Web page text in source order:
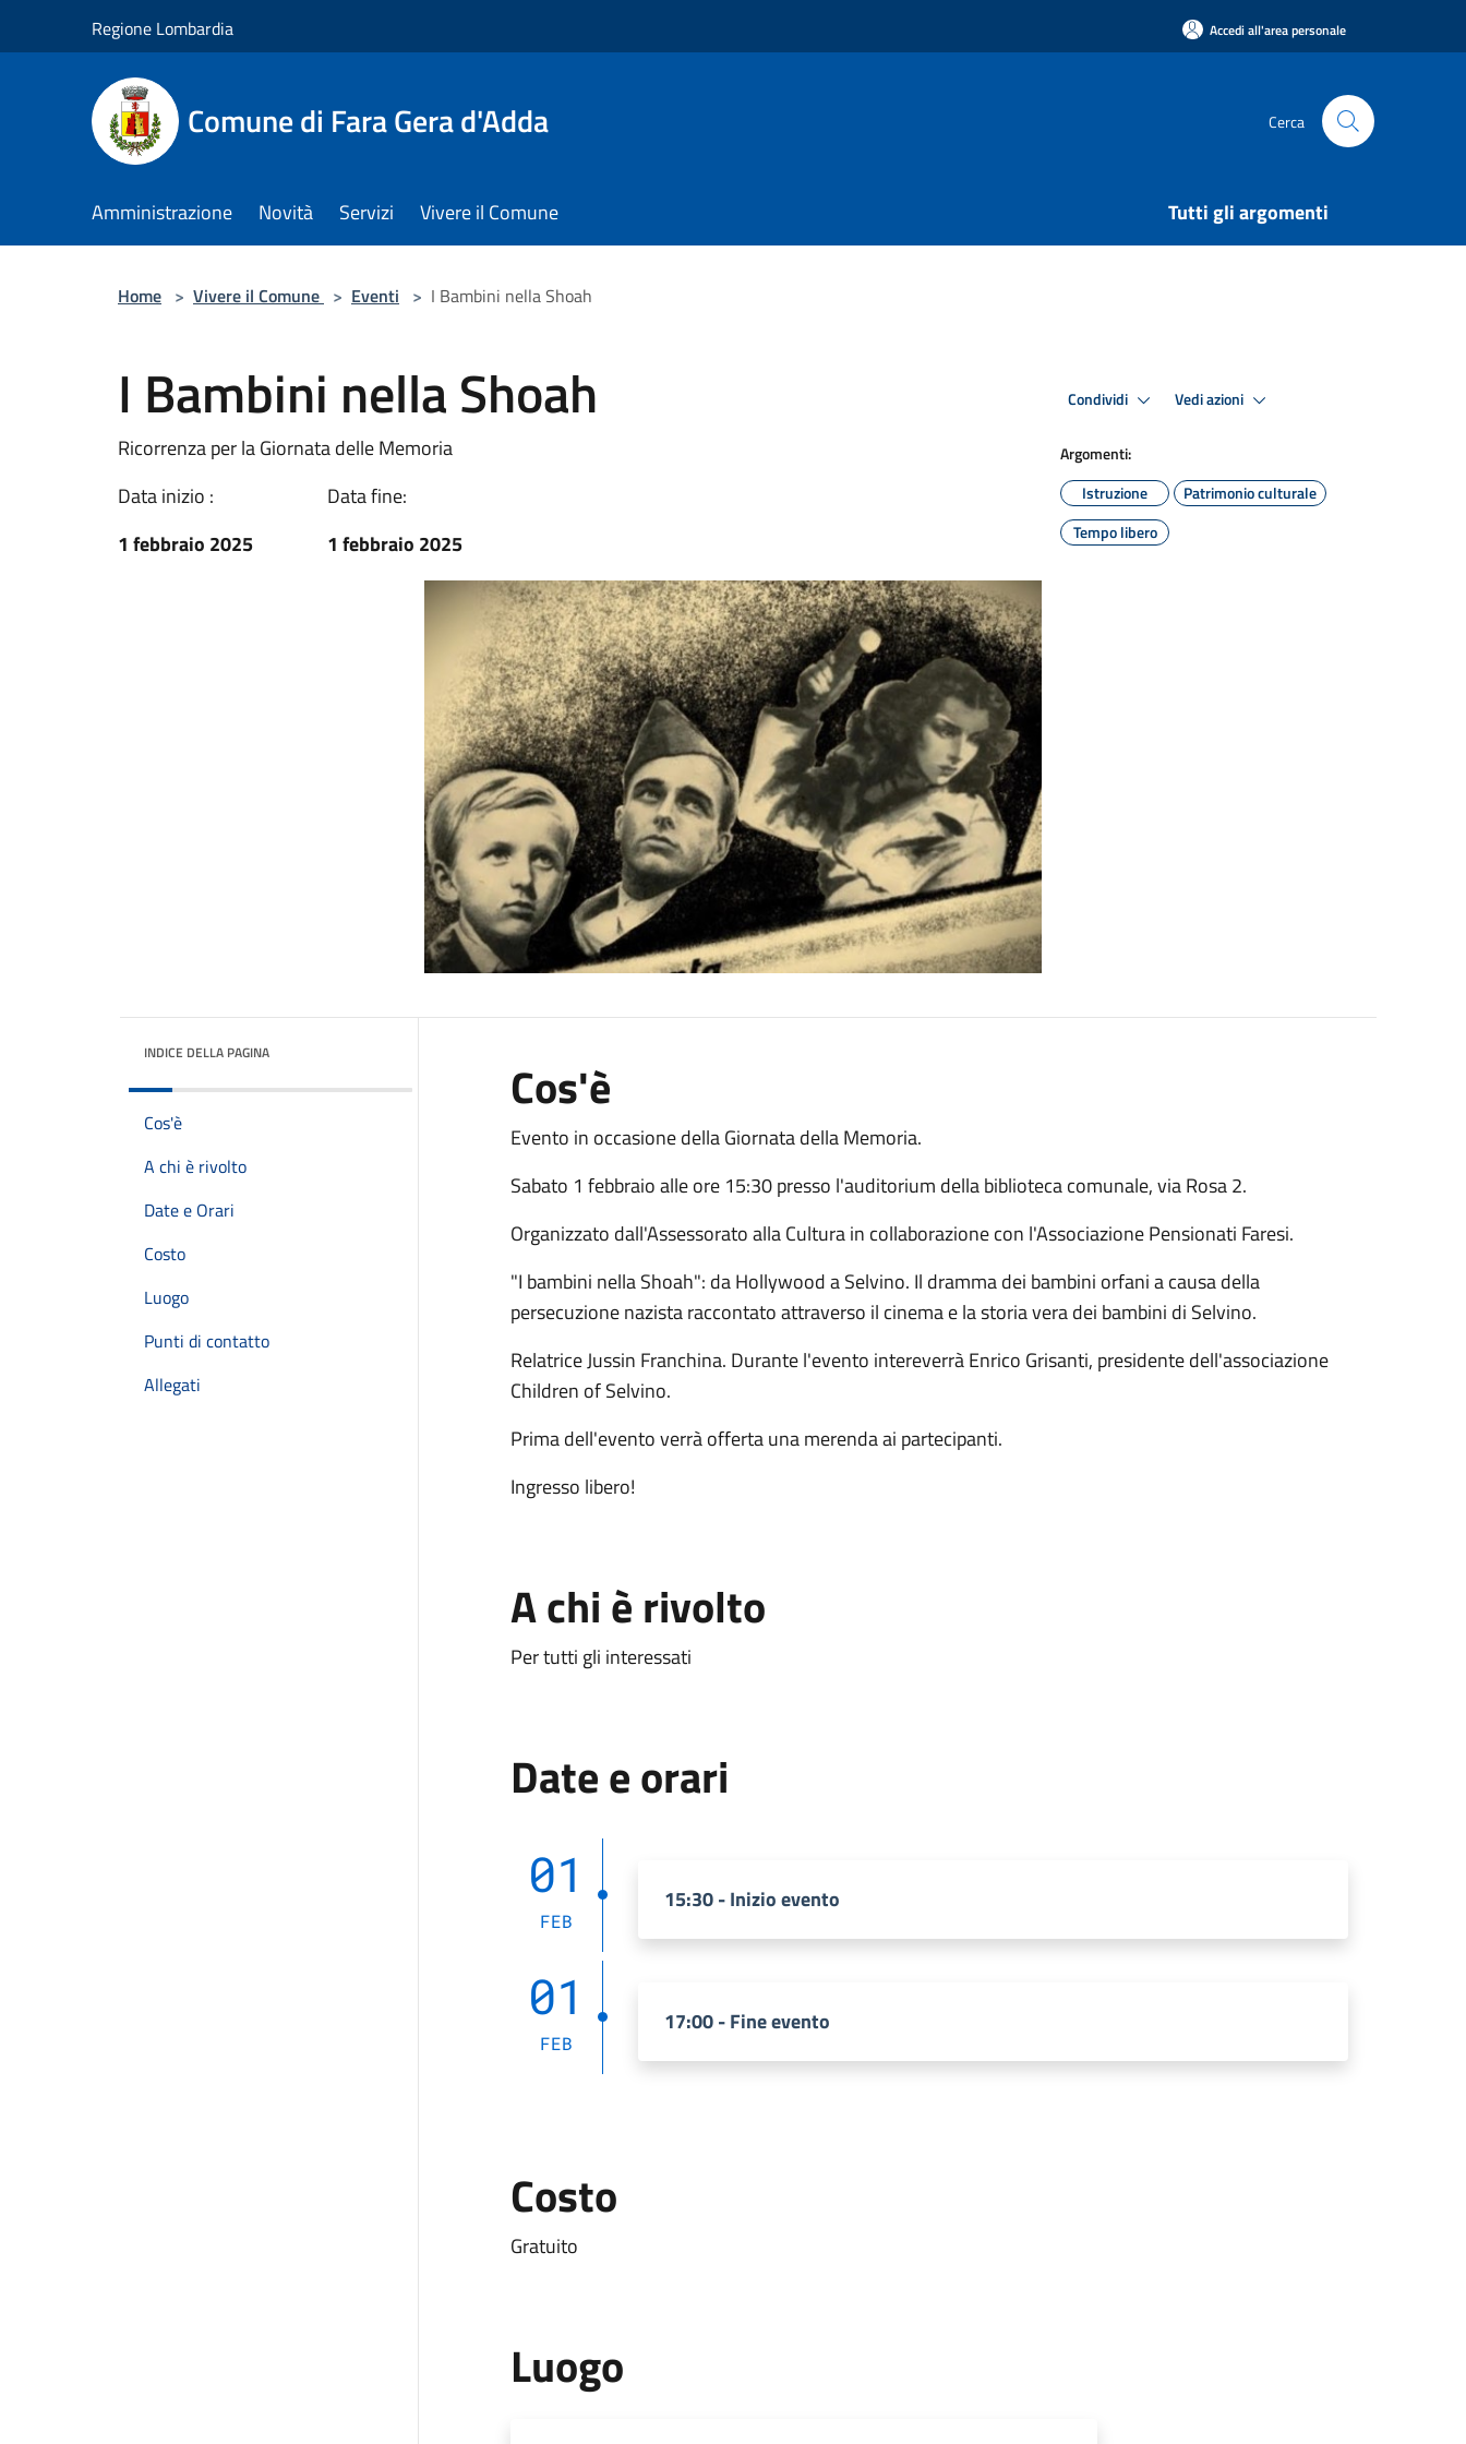
Regione Lombardia Accedi all'area personale
Comune di Fara Gera d'Adda Cerca
Amministrazione Novità Servizi Vivere il Comune Tutti gli argomenti
Home > Vivere il Comune > Eventi > I Bambini nella Shoah
I Bambini nella Shoah
Ricorrenza per la Giornata delle Memoria
Data inizio :
1 febbraio 2025
Data fine:
1 febbraio 2025
Condividi Vedi azioni
Argomenti:
Istruzione
Patrimonio culturale
Tempo libero
INDICE DELLA PAGINA
Cos'è
A chi è rivolto
Date e Orari
Costo
Luogo
Punti di contatto
Allegati
Cos'è
Evento in occasione della Giornata della Memoria.
Sabato 1 febbraio alle ore 15:30 presso l'auditorium della biblioteca comunale, via Rosa 2.
Organizzato dall'Assessorato alla Cultura in collaborazione con l'Associazione Pensionati Faresi.
"I bambini nella Shoah": da Hollywood a Selvino. Il dramma dei bambini orfani a causa della
persecuzione nazista raccontato attraverso il cinema e la storia vera dei bambini di Selvino.
Relatrice Jussin Franchina. Durante l'evento intereverrà Enrico Grisanti, presidente dell'associazione
Children of Selvino.
Prima dell'evento verrà offerta una merenda ai partecipanti.
Ingresso libero!
A chi è rivolto
Per tutti gli interessati
Date e orari
01
FEB
15:30 - Inizio evento
01
FEB
17:00 - Fine evento
Costo
Gratuito
Luogo